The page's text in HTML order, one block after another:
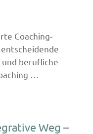
Coaching-
berufliche
…
Weg –